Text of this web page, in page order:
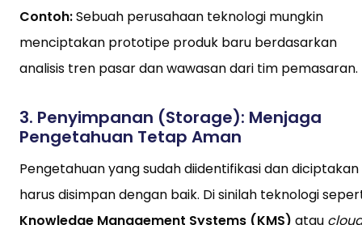
Contoh:Sebuah perusahaan teknologi mungkin
menciptakan prototipe produk baru berdasarkan
analisis tren pasar dan wawasan dari tim pemasaran.
3. Penyimpanan (Storage): Menjaga
Pengetahuan Tetap Aman
Pengetahuan yang sudah diidentifikasi dan diciptakan
harus disimpan dengan baik. Di sinilah teknologi
Knowledge Management Systems (KMS) atau